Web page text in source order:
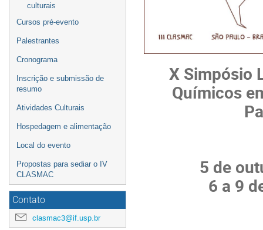
culturais
Cursos pré-evento
Palestrantes
Cronograma
Inscrição e submissão de
resumo
Atividades Culturais
Hospedagem e alimentação
Local do evento
Propostas para sediar o IV
CLASMAC
Contato
clasmac3@if.usp.br
X Simpósio
Químicos
5 de
6 a 9